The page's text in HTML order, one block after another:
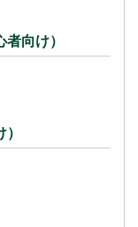
向け）